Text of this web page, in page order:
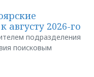
2026-го
подразделения
поисковым